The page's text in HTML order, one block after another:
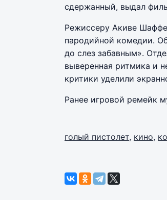
сдержанный, выдал
Режиссеру Акиве
пародийной комедии.
до слез забавным».
выверенная ритмика и
критики уделили
Ранее игровой ремейк
голый пистолет, кино,